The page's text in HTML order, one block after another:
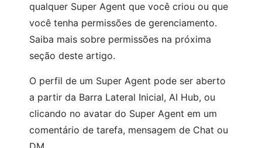
qualquer Super Agent que você criou ou que
você tenha permissões de gerenciamento.
Saiba mais sobre permissões na próxima
seção deste artigo.
O perfil de um Super Agent pode ser aberto
a partir da Barra Lateral Inicial, AI Hub, ou
clicando no avatar do Super Agent em um
comentário de tarefa, mensagem de Chat ou